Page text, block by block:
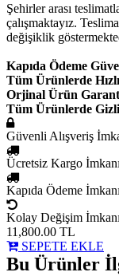
Şehirler arası
çalışmaktayız.
değişiklik
Kapıda Ödeme
Tüm Ürünlerde
Orjinal Ürün
Tüm Ürünlerde
Güvenli Alışveriş
Ücretsiz Kargo İmkanı
Kapıda Ödeme İmkanı
Kolay Değişim İmkanı
11,800.00 TL
SEPETE EKLE
Bu Ürünler